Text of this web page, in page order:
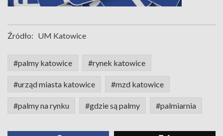
Źródło: UM Katowice
#palmy katowice #rynek katowice
#urząd miasta katowice #mzd katowice
#palmy na rynku #gdzie są palmy #palmiarnia